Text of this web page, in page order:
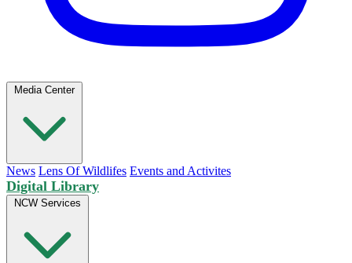
Media Center
News Lens Of Wildlifes Events and Activites
Digital Library
NCW Services